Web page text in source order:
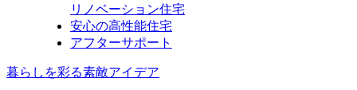
リノベーション住宅
安心の高性能住宅
アフターサポート
暮らしを彩る素敵アイデア